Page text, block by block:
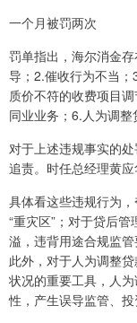
一个月被罚两次
罚单指出，海尔消金
导；2.催收行为不当
质价不符的收费项目
同业业务；6.人为调整
对于上述违规事实的
追责。时任总经理黄
具体看这些违规行为
“重灾区”；对于贷后
溢，违背用途合规监
此外，对于人为调整
状况的重要工具，人
性，产生误导监管、投